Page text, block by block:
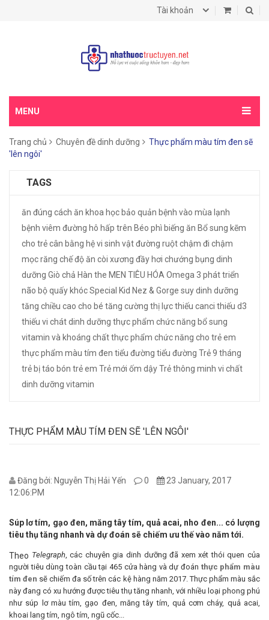
Tài khoản
MENU
Trang chủ Chuyên đề dinh dưỡng
Thực phẩm màu tím đen sẽ
'lên ngôi'
TAGS
ăn đúng cách ăn khoa học bảo quản bệnh vào mùa lạnh
bệnh viêm đường hô hấp trên Béo phì biếng ăn Bổ sung kẽm
cho trẻcân bằng hệ vi sinh vật đường ruộtchậm đi chậm
mọc răng chế độ ăn còi xương đầy hơi chướng bụng dinh
dưỡng Giò chả Hàn the MEN TIÊU HÓA Omega 3 phát triển
não bộquấy khócSpecial Kid Nez & Gorge suy dinh dưỡng
tăng chiều cao cho bé tăng cường thị lựcthiếu canci thiếu d3
thiếu vi chát dinh dưỡng thực phẩm chức năng bổ sung
vitamin và khoáng chấtthực phẩm chức năng cho trẻ em
thực phẩm màu tím đen tiểu đường tiểu đường Trẻ 9 tháng
trẻ bị táo bón trẻ em Trẻ mới ốm dậyTrẻ thông minh vi chất
dinh dưỡng vitamin
THỰC PHẨM MÀU TÍM ĐEN SẼ 'LÊN NGÔI'
Đăng bởi: Nguyễn Thị Hải Yến 0
23 January, 2017
12:06:PM
Súp lơ tím, gạo đen, măng tây tím, quả acai, nho đen... có lượng
tiêu thụ tăng nhanh và dự đoán sẽ chiếm ưu thế vào năm tới.
Theo Telegraph, các chuyên gia dinh dưỡng đã xem xét thói quen của
người tiêu dùng toàn cầu tại 465 cửa hàng và dự đoán thực phẩm màu
tím đen sẽ chiếm đa số trên các kệ hàng năm 2017. Thực phẩm màu sắc
này đang có xu hướng được tiêu thụ tăng nhanh, với nhiều loại phong phú
như súp lơ màu tím, gạo đen, măng tây tím, quả cơm cháy, quả acai,
khoai lang tím, ngô tím, ngũ cốc...